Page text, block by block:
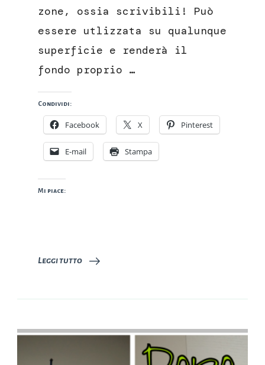
zone, ossia scrivibili! Può
essere utlizzata su qualunque
superficie e renderà il
fondo proprio …
Condividi:
Facebook X Pinterest
E-mail Stampa
Mi piace:
Leggi tutto